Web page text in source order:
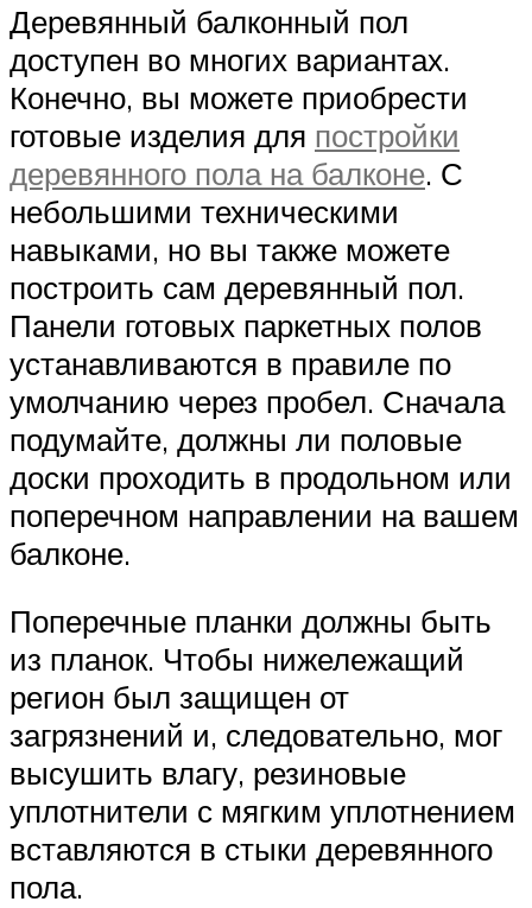
Деревянный балконный пол
доступен во многих вариантах.
Конечно, вы можете приобрести
готовые изделия для постройки
деревянного пола на балконе. С
небольшими техническими
навыками, но вы также можете
построить сам деревянный пол.
Панели готовых паркетных полов
устанавливаются в правиле по
умолчанию через пробел. Сначала
подумайте, должны ли половые
доски проходить в продольном или
поперечном направлении на вашем
балконе.
Поперечные планки должны быть
из планок. Чтобы нижележащий
регион был защищен от
загрязнений и, следовательно, мог
высушить влагу, резиновые
уплотнители с мягким уплотнением
вставляются в стыки деревянного
пола.